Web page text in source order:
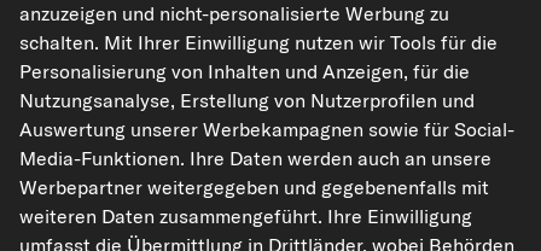
kfzteile24.de carpardoo.nl
carpardoo.fr
carpardoo.dk
Die hier dargestellten Daten, insbesondere die gesamte Datenbank, dürfen
nicht vervielfältigt werden. Die Vervielfältigung und Verbreitung der Daten und
der Datenbank ohne vorherige Einwilligung von TecAlliance und/oder die
anzuzeigen und nicht-personalisierte Werbung zu
schalten. Mit Ihrer Einwilligung nutzen wir Tools für die
Personalisierung von Inhalten und Anzeigen, für die
Nutzungsanalyse, Erstellung von Nutzerprofilen und
Auswertung unserer Werbekampagnen sowie für Social-
Media-Funktionen. Ihre Daten werden auch an unsere
Werbepartner weitergegeben und gegebenenfalls mit
weiteren Daten zusammengeführt. Ihre Einwilligung
umfasst die Übermittlung in Drittländer, wobei Behörden